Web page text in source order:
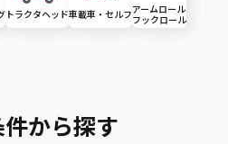
トラクタヘッド車載車・セルフアームロール
フックロール
から探す